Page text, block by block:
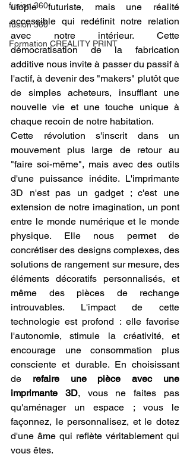
fusion 360
fusion 360
Formation CREALITY PRINT
utopie futuriste, mais une réalité
accessible qui redéfinit notre relation
avec notre intérieur. Cette
démocratisation de la fabrication
additive nous invite à passer du passif à
l'actif, à devenir des "makers" plutôt que
de simples acheteurs, insufflant une
nouvelle vie et une touche unique à
chaque recoin de notre habitation.
Cette révolution s'inscrit dans un
mouvement plus large de retour au
"faire soi-même", mais avec des outils
d'une puissance inédite. L'imprimante
3D n'est pas un gadget ; c'est une
extension de notre imagination, un pont
entre le monde numérique et le monde
physique. Elle nous permet de
concrétiser des designs complexes, des
solutions de rangement sur mesure, des
éléments décoratifs personnalisés, et
même des pièces de rechange
introuvables. L'impact de cette
technologie est profond : elle favorise
l'autonomie, stimule la créativité, et
encourage une consommation plus
consciente et durable. En choisissant
de refaire une pièce avec une
imprimante 3D, vous ne faites pas
qu'aménager un espace ; vous le
façonnez, le personnalisez, et le dotez
d'une âme qui reflète véritablement qui
vous êtes.